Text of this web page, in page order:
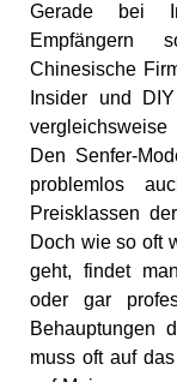
Gerade bei
Empfängern
Chinesische
Insider und
Den Senfer-
problemlos
Preisklassen
Doch wie so oft
geht, findet
oder gar
Behauptungen
muss oft auf